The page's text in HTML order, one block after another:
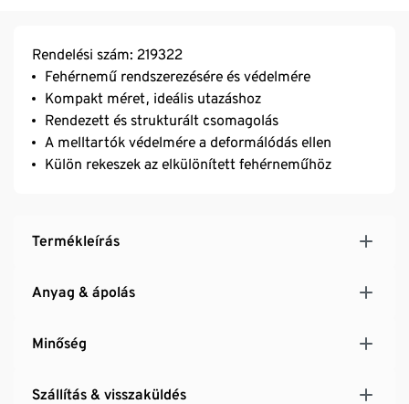
Rendelési szám: 219322
Fehérnemű rendszerezésére és védelmére
Kompakt méret, ideális utazáshoz
Rendezett és strukturált csomagolás
A melltartók védelmére a deformálódás ellen
Külön rekeszek az elkülönített fehérneműhöz
Termékleírás
Anyag & ápolás
Minőség
Szállítás & visszaküldés